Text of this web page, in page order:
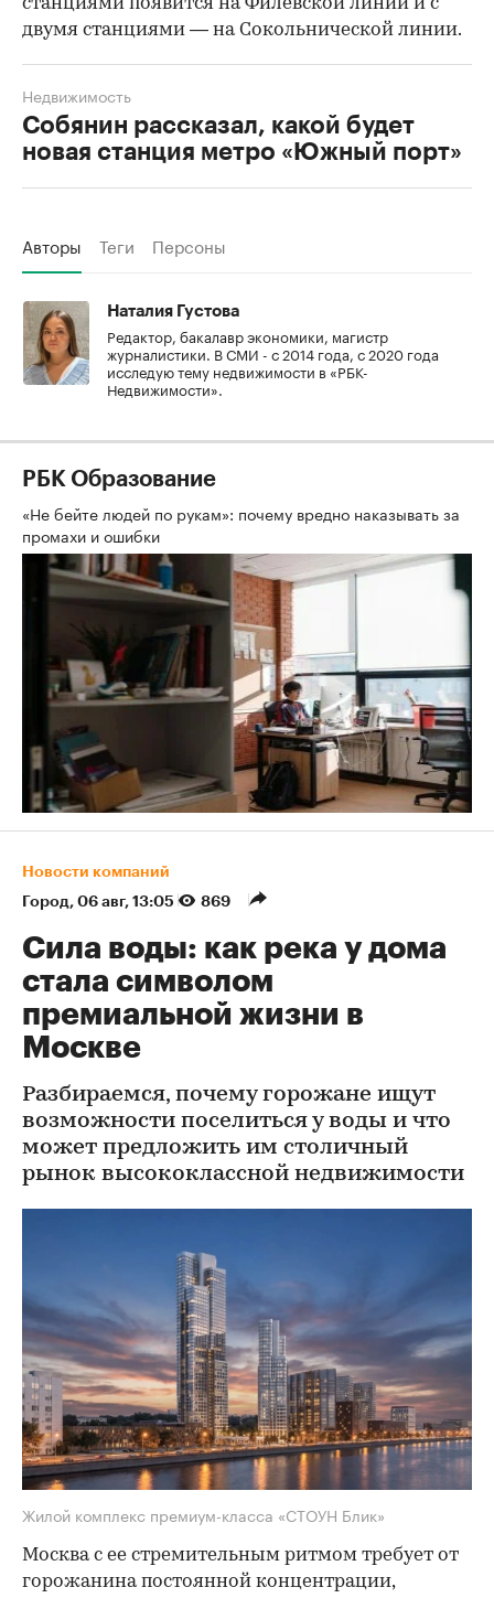
станциями появится на Филевской линии и с
двумя станциями — на Сокольнической линии.
Собянин рассказал, какой будет
новая станция метро «Южный порт»
Недвижимость
Авторы Теги Персоны
Наталия Густова
Редактор, бакалавр экономики, магистр
журналистики. В СМИ - с 2014 года, с 2020 года
исследую тему недвижимости в «РБК-
Недвижимости».
РБК Образование
«Не бейте людей по рукам»: почему вредно наказывать за
промахи и ошибки
Новости компаний
Город⁠, 06 авг, 13:05 869
Сила воды: как река у дома
стала символом
премиальной жизни в
Москве
Разбираемся, почему горожане ищут
возможности поселиться у воды и что
может предложить им столичный
рынок высококлассной недвижимости
Жилой комплекс премиум-класса «СТОУН Блик»
Москва с ее стремительным ритмом требует от
горожанина постоянной концентрации,